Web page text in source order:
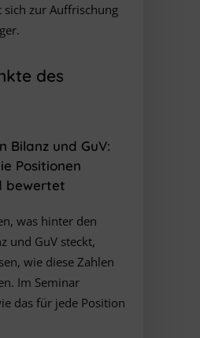
sich zur Auffrischung
des
Bilanz und GuV:
Positionen
bewertet
was hinter den
und GuV steckt,
wie diese Zahlen
Im Seminar
das für jede Position